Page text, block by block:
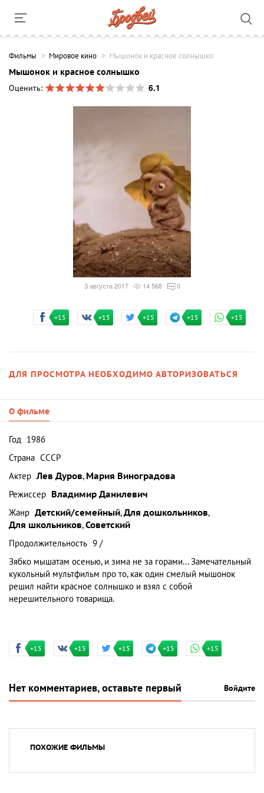
Фильмы Мировое кино Мышонок и красное солнышко
Мышонок и красное солнышко
Оценить:
6.1
3 августа 2017 14 568 0
+15 +15 +15 +15 +15
ДЛЯ ПРОСМОТРА НЕОБХОДИМО АВТОРИЗОВАТЬСЯ
О фильме
Год 1986
Страна СССР
Актер Лев Дуров, Мария Виноградова
Режиссер Владимир Данилевич
Жанр Детский/семейный,Для дошкольников,
Для школьников,Советский
Продолжительность 9 /
Зябко мышатам осенью, и зима не за горами... Замечательный
кукольный мультфильм про то, как один смелый мышонок
решил найти красное солнышко и взял с собой
нерешительного товарища.
+15 +15 +15 +15 +15
Нет комментариев, оставьте первый Войдите
ПОХОЖИЕ ФИЛЬМЫ